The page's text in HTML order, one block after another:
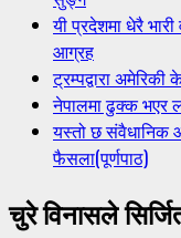
यी प्रदेशमा धेरै
आग्रह
ट्रम्पद्वारा
नेपालमा ढुक्क भएर
यस्तो छ संवैधानिक
फैसला(पूर्णपाठ)
चुरे विनासले